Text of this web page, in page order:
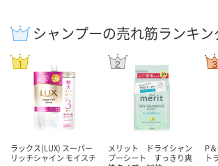
シャンプーの売れ筋ランキン
ラックス(LUX) スーパー
リッチシャイン モイスチ
メリット ドライシャン
プーシート すっきり爽
P
ト